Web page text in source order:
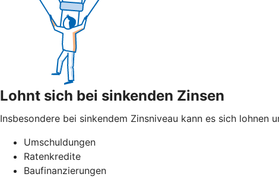
Lohnt sich bei sinkenden Zinsen
Insbesondere bei sinkendem Zinsniveau kann es sich
Umschuldungen
Ratenkredite
Baufinanzierungen